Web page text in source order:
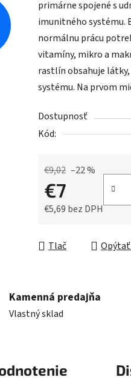
je
0,0
z
5
hviezdičiek.
primárne spojené s
imunitného systému.
normálnu prácu
vitamíny, mikro a
rastlín obsahuje
systému. Na prvom
Dostupnosť
Kód:
€9,02 –22 %
€7
€5,69 bez DPH
Tlač Opýtať
Kamenná predajňa
Vlastný sklad